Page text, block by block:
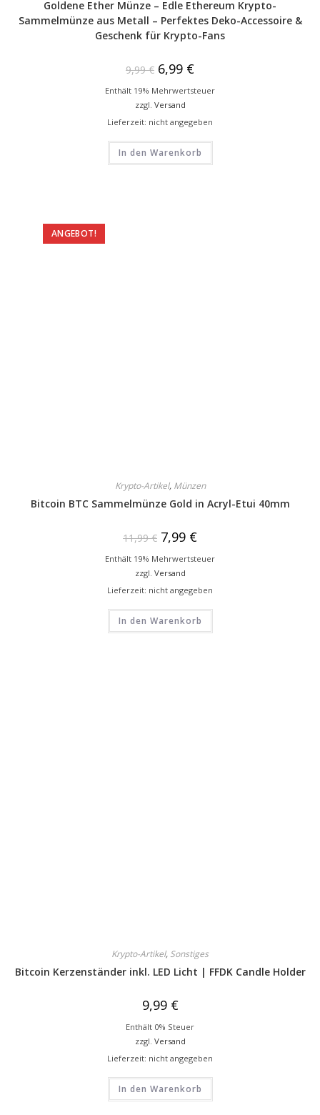
Goldene Ether Münze – Edle Ethereum Krypto-
Sammelmünze aus Metall – Perfektes Deko-Accessoire &
Geschenk für Krypto-Fans
9,99€ 6,99 €
Enthält 19% Mehrwertsteuer
zzgl. Versand
Lieferzeit: nicht angegeben
In den Warenkorb
ANGEBOT!
Krypto-Artikel, Münzen
Bitcoin BTC Sammelmünze Gold in Acryl-Etui 40mm
11,99€ 7,99 €
Enthält 19% Mehrwertsteuer
zzgl. Versand
Lieferzeit: nicht angegeben
In den Warenkorb
Krypto-Artikel, Sonstiges
Bitcoin Kerzenständer inkl. LED Licht | FFDK Candle Holder
9,99 €
Enthält 0% Steuer
zzgl. Versand
Lieferzeit: nicht angegeben
In den Warenkorb